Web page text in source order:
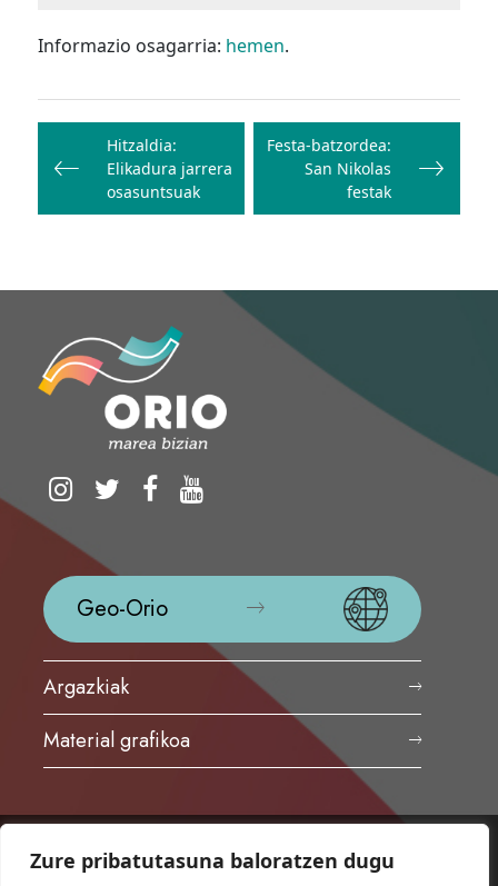
Zure pribatutasuna baloratzen dugu
Informazio osagarria: hemen.
Bidalketetan
zehar
nabigatu
Hitzaldia:
Elikadura jarrera
osasuntsuak
Festa-batzordea:
San Nikolas
festak
Geo-Orio
Argazkiak
Material grafikoa
ORIOKO UDALA